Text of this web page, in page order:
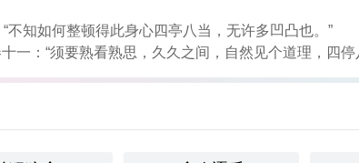
不知如何整顿得此身心四亭八当，无许多凹凸也。”
一：“须要熟看熟思，久久之间，自然见个道理，四